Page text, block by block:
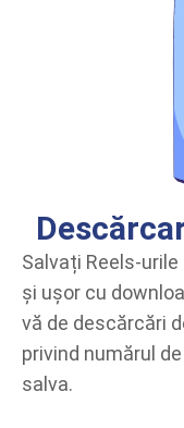
Salvați Reels-
și ușor cu
vă de descărcări
privind numărul
salva.